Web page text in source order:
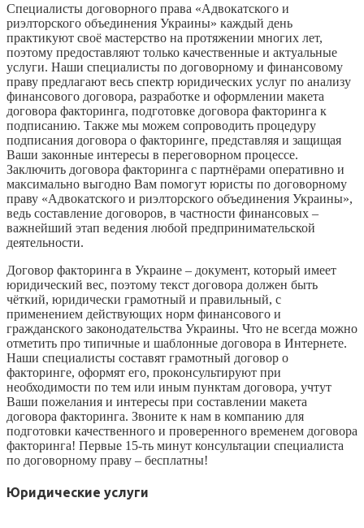
Специалисты договорного права «Адвокатского и
риэлторского объединения Украины» каждый день
практикуют своё мастерство на протяжении многих лет,
поэтому предоставляют только качественные и актуальные
услуги. Наши специалисты по договорному и финансовому
праву предлагают весь спектр юридических услуг по анализу
финансового договора, разработке и оформлении макета
договора факторинга, подготовке договора факторинга к
подписанию. Также мы можем сопроводить процедуру
подписания договора о факторинге, представляя и защищая
Ваши законные интересы в переговорном процессе.
Заключить договора факторинга с партнёрами оперативно и
максимально выгодно Вам помогут юристы по договорному
праву «Адвокатского и риэлторского объединения Украины»,
ведь составление договоров, в частности финансовых –
важнейший этап ведения любой предпринимательской
деятельности.
Договор факторинга в Украине – документ, который имеет
юридический вес, поэтому текст договора должен быть
чёткий, юридически грамотный и правильный, с
применением действующих норм финансового и
гражданского законодательства Украины. Что не всегда можно
отметить про типичные и шаблонные договора в Интернете.
Наши специалисты составят грамотный договор о
факторинге, оформят его, проконсультируют при
необходимости по тем или иным пунктам договора, учтут
Ваши пожелания и интересы при составлении макета
договора факторинга. Звоните к нам в компанию для
подготовки качественного и проверенного временем договора
факторинга! Первые 15-ть минут консультации специалиста
по договорному праву – бесплатны!
Юридические услуги